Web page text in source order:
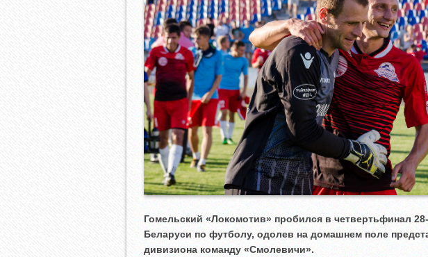
Гомельский «Локомотив» пробился в четвертьфинал
Беларуси по футболу, одолев на домашнем поле
дивизиона команду «Смолевичи».